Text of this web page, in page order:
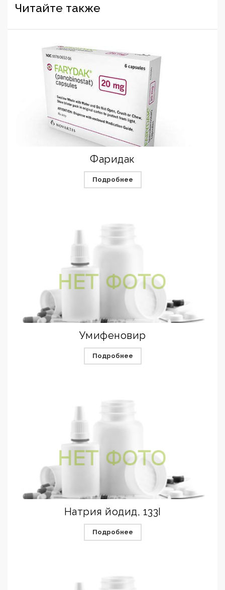
Читайте также
Фаридак
Подробнее
Умифеновир
Подробнее
Натрия йодид, 133I
Подробнее